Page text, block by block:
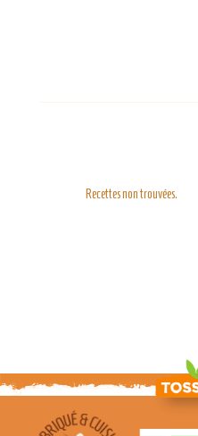
Recettes non trouvées.